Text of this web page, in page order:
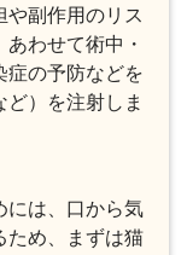
や副作用のリス
わせて術中・
症の予防などを
ど）を注射しま
には、口から気
ため、まずは猫